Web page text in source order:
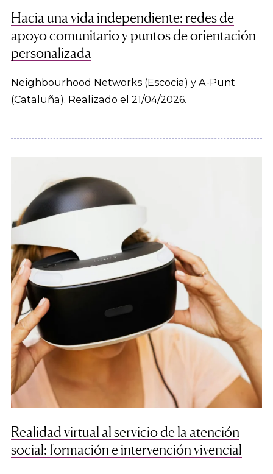
Hacia una vida independiente: redes de
apoyo comunitario y puntos de orientación
personalizada
Neighbourhood Networks (Escocia) y A-Punt
(Cataluña). Realizado el 21/04/2026.
Realidad virtual al servicio de la atención
social: formación e intervención vivencial